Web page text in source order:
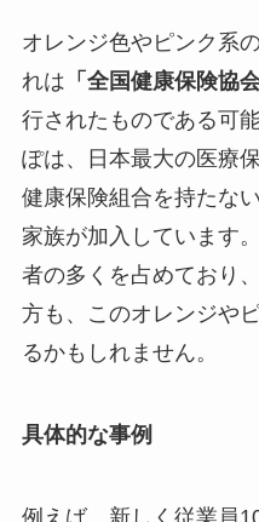
オレンジ色やピンク系
れは 「全国健康保険協
行されたものである可
ぽは、日本最大の医療
健康保険組合を持たな
家族が加入しています
者の多くを占めており
方も、このオレンジや
るかもしれません。
具体的な事例
例えば、新しく従業員